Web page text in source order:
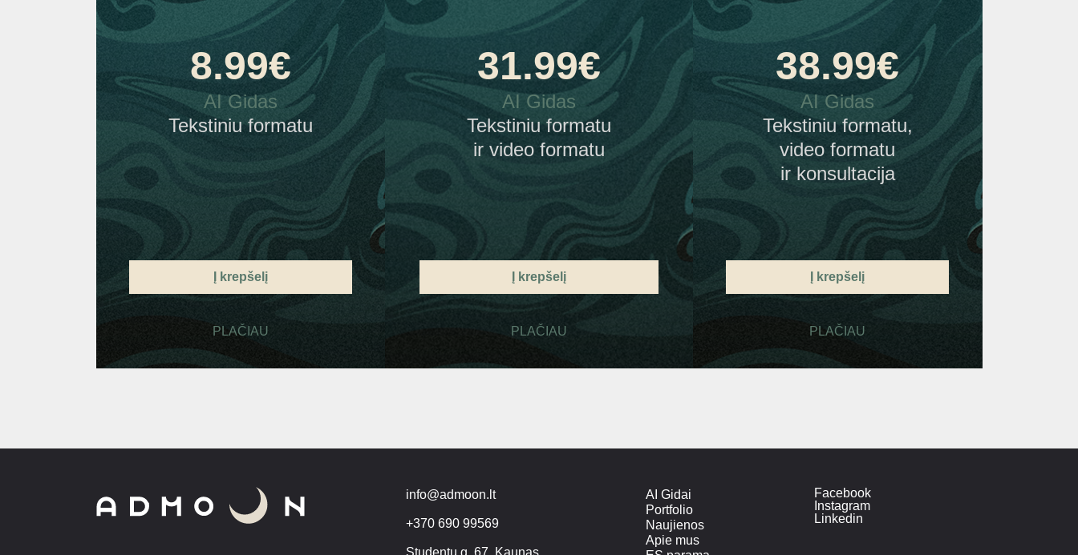
8.99€
AI Gidas
Tekstiniu formatu
Į krepšelį
PLAČIAU
31.99€
AI Gidas
Tekstiniu formatu
ir video formatu
Į krepšelį
PLAČIAU
38.99€
AI Gidas
Tekstiniu formatu,
video formatu
ir konsultacija
Į krepšelį
PLAČIAU
info@admoon.lt
+370 690 99569
Studentų g. 67, Kaunas
AI Gidai
Portfolio
Naujienos
Apie mus
Facebook
Instagram
Linkedin